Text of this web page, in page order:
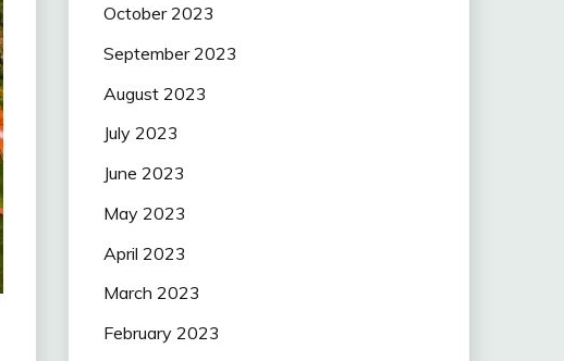
October 2023
September 2023
August 2023
July 2023
June 2023
May 2023
April 2023
March 2023
February 2023